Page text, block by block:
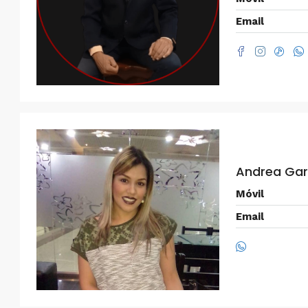
Email
Andrea
Móvil
Email
Alquiler en Prados del Este –
Habitaciones, 2 Baños,
y Equipado
Centro Comercial Concresa,
Prados del Este, Prados del Este,
Este, Caracas, Parroquia Nuestra
Municipio Baruta, Distrito
Estado Miranda, 1080, Venezuela